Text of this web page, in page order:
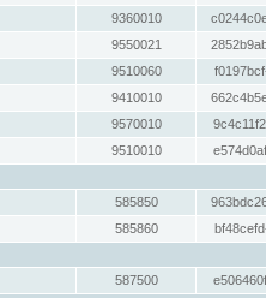
9360010
9550021
9510060
9410010
9570010
9510010
585850
585860
587500